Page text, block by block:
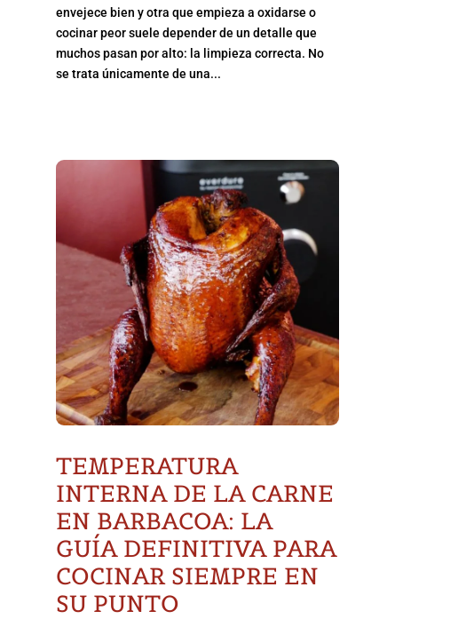
envejece bien y otra que empieza a oxidarse o
cocinar peor suele depender de un detalle que
muchos pasan por alto: la limpieza correcta. No
se trata únicamente de una...
TEMPERATURA
INTERNA DE LA CARNE
EN BARBACOA: LA
GUÍA DEFINITIVA PARA
COCINAR SIEMPRE EN
SU PUNTO